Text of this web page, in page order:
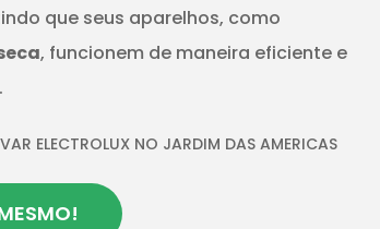
que seus aparelhos, como
, funcionem de maneira eficiente e
ELECTROLUX NO JARDIM DAS AMERICAS